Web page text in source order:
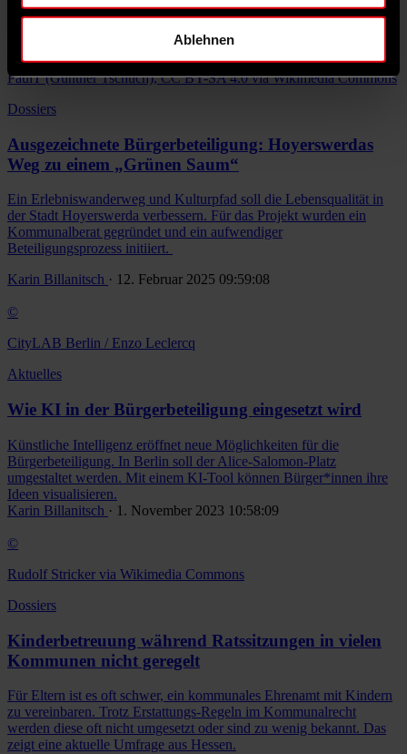
Ablehnen
Andreas Paust· 12. Februar 2025 10:07:49
PaulT (Gunther Tschuch), CC BY-SA 4.0 via Wikimedia Commons
Dossiers
Ausgezeichnete Bürgerbeteiligung: Hoyerswerdas
Weg zu einem „Grünen Saum“
Ein Erlebniswanderweg und Kulturpfad soll die Lebensqualität in
der Stadt Hoyerswerda verbessern. Für das Projekt wurden ein
Kommunalberat gegründet und ein aufwendiger
Beteiligungsprozess initiiert.
Karin Billanitsch · 12. Februar 2025 09:59:08
©
CityLAB Berlin / Enzo Leclercq
Aktuelles
Wie KI in der Bürgerbeteiligung eingesetzt wird
Künstliche Intelligenz eröffnet neue Möglichkeiten für die
Bürgerbeteiligung. In Berlin soll der Alice-Salomon-Platz
umgestaltet werden. Mit einem KI-Tool können Bürger*innen ihre
Ideen visualisieren.
Karin Billanitsch · 1. November 2023 10:58:09
©
Rudolf Stricker via Wikimedia Commons
Dossiers
Kinderbetreuung während Ratssitzungen in vielen
Kommunen nicht geregelt
Für Eltern ist es oft schwer, ein kommunales Ehrenamt mit Kindern
zu vereinbaren. Trotz Erstattungs-Regeln im Kommunalrecht
werden diese oft nicht umgesetzt oder sind zu wenig bekannt. Das
zeigt eine aktuelle Umfrage aus Hessen.